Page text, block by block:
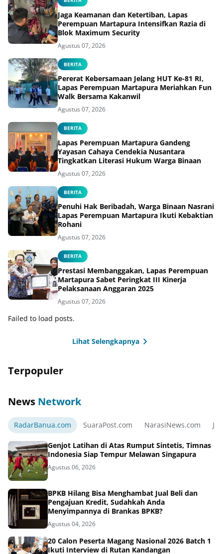
Jaga Keamanan dan Ketertiban, Lapas
Perempuan Martapura Intensifkan Razia di
Blok Maximum Security
Agustus 07, 2026
BERITA
Pererat Kebersamaan Jelang HUT Ke-81 RI,
Lapas Perempuan Martapura Meriahkan Fun
Walk Bersama Kakanwil
Agustus 07, 2026
BERITA
Lapas Perempuan Martapura Gandeng
Yayasan Cahaya Cendekia Nusantara
Tingkatkan Literasi Hukum Warga Binaan
Agustus 07, 2026
BERITA
Penuhi Hak Beribadah, Warga Binaan Nasrani
Lapas Perempuan Martapura Ikuti Kebaktian
Rohani
Agustus 07, 2026
BERITA
Prestasi Membanggakan, Lapas Perempuan
Martapura Sabet Peringkat III Kinerja
Pelaksanaan Anggaran 2025
Agustus 07, 2026
Failed to load posts.
Lihat Selengkapnya
Terpopuler
News Network
RadarBanua.com SuaraPost.com NarasiNews.com
Genjot Latihan di Atas Rumput Sintetis, Timnas
Indonesia Siap Tempur Melawan Singapura
Agustus 06, 2026
BPKB Hilang Bisa Menghambat Jual Beli dan
Pengajuan Kredit, Sudahkah Anda
Menyimpannya di Brankas BPKB?
Agustus 04, 2026
20 Calon Peserta Magang Nasional 2026 Batch 1
Ikuti Interview di Rutan Kandangan